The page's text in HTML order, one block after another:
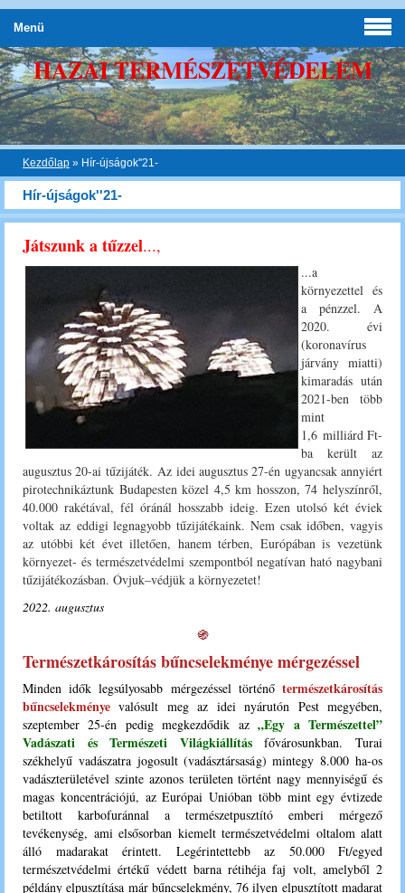
HAZAI TERMÉSZETVÉDELEM
Kezdőlap » Hír-újságok''21-
Hír-újságok''21-
Játszunk a tűzzel...,
...a
környezettel és
a pénzzel. A
2020. évi
(koronavírus
járvány miatti)
kimaradás után
2021-ben több
mint
1,6 milliárd Ft-
ba került az
augusztus 20-ai tűzijáték. Az idei augusztus 27-én ugyancsak annyiért
pirotechnikáztunk Budapesten közel 4,5 km hosszon, 74 helyszínről,
40.000 rakétával, fél óránál hosszabb ideig. Ezen utolsó két éviek
voltak az eddigi legnagyobb tűzijátékaink. Nem csak időben, vagyis
az utóbbi két évet illetően, hanem térben, Európában is vezetünk
környezet- és természetvédelmi szempontból negatívan ható nagybani
tűzijátékozásban. Óvjuk–védjük a környezetet!
2022. augusztus
֍
Természetkárosítás bűncselekménye mérgezéssel
Minden idők legsúlyosabb mérgezéssel történő természetkárosítás
bűncselekménye valósult meg az idei nyárutón Pest megyében,
szeptember 25-én pedig megkezdődik az„Egy a Természettel”
Vadászati és Természeti Világkiállításfővárosunkban. Turai
székhelyű vadászatra jogosult (vadásztársaság) mintegy 8.000 ha-os
vadászterületével szinte azonos területen történt nagy mennyiségű és
magas koncentrációjú, az Európai Unióban több mint egy évtizede
betiltott karbofuránnal a természetpusztító emberi mérgező
tevékenység, ami elsősorban kiemelt természetvédelmi oltalom alatt
álló madarakat érintett. Legérintettebb az 50.000 Ft/egyed
természetvédelmi értékű védett barna rétihéja faj volt, amelyből 2
példány elpusztítása már bűncselekmény, 76 ilyen elpusztított madarat
Menü